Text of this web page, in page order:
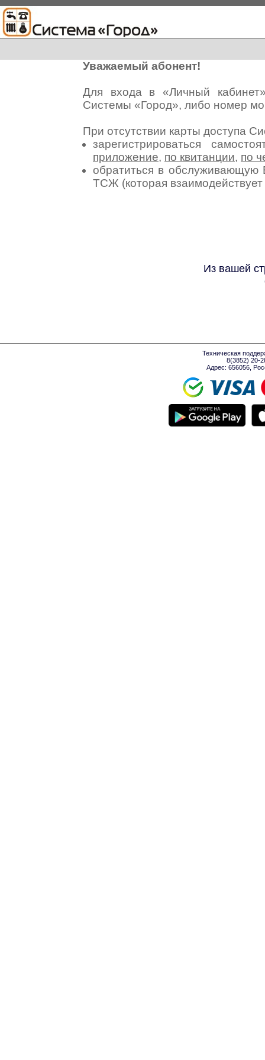
Уважаемый абонент!
Для входа в «Личный
Системы «Город», либо номер
При отсутствии карты доступа
зарегистрироваться
приложение, по квитанции, по
обратиться в
ТСЖ (которая
Из вашей
Техническая
8(3852) 20-
Адрес: 656056,